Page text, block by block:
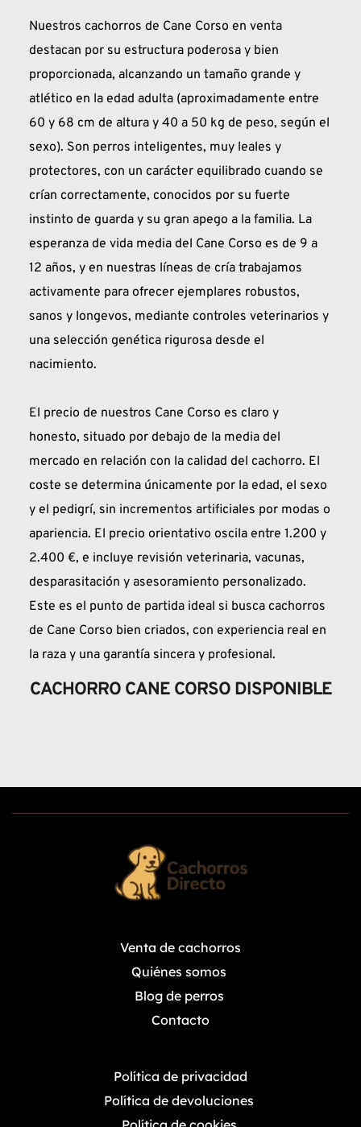
Nuestros cachorros de Cane Corso en venta
destacan por su estructura poderosa y bien
proporcionada, alcanzando un tamaño grande y
atlético en la edad adulta (aproximadamente entre
60 y 68 cm de altura y 40 a 50 kg de peso, según el
sexo). Son perros inteligentes, muy leales y
protectores, con un carácter equilibrado cuando se
crían correctamente, conocidos por su fuerte
instinto de guarda y su gran apego a la familia. La
esperanza de vida media del Cane Corso es de 9 a
12 años, y en nuestras líneas de cría trabajamos
activamente para ofrecer ejemplares robustos,
sanos y longevos, mediante controles veterinarios y
una selección genética rigurosa desde el
nacimiento.
El precio de nuestros Cane Corso es claro y
honesto, situado por debajo de la media del
mercado en relación con la calidad del cachorro. El
coste se determina únicamente por la edad, el sexo
y el pedigrí, sin incrementos artificiales por modas o
apariencia. El precio orientativo oscila entre 1.200 y
2.400 €, e incluye revisión veterinaria, vacunas,
desparasitación y asesoramiento personalizado.
Este es el punto de partida ideal si busca cachorros
de Cane Corso bien criados, con experiencia real en
la raza y una garantía sincera y profesional.
CACHORRO CANE CORSO DISPONIBLE
Venta de cachorros
Quiénes somos
Blog de perros
Contacto
Política de privacidad
Política de devoluciones